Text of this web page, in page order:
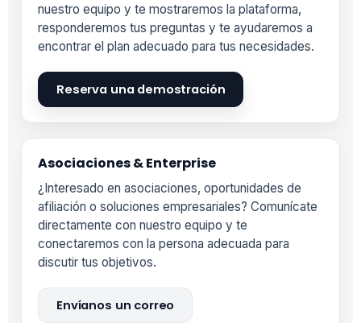
nuestro equipo y te mostraremos la plataforma,
responderemos tus preguntas y te ayudaremos a
encontrar el plan adecuado para tus necesidades.
Reserva una demostración
Asociaciones & Enterprise
¿Interesado en asociaciones, oportunidades de
afiliación o soluciones empresariales? Comunícate
directamente con nuestro equipo y te
conectaremos con la persona adecuada para
discutir tus objetivos.
Envíanos un correo